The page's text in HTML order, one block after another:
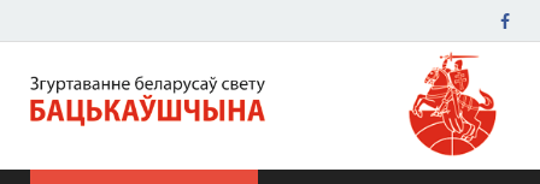
ЗБС "Бацькаўшчына"